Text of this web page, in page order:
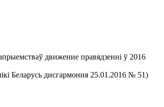
движение правядзенні ў 2016
Беларусь дисгармония 25.01.2016 № 51)